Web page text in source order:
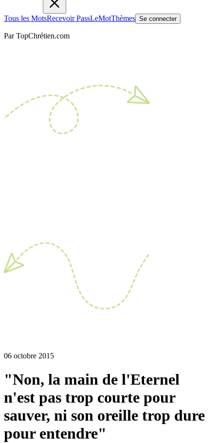
Tous les MotsRecevoir PassLeMotThèmes Se connecter
Par TopChrétien.com
06 octobre 2015
"Non, la main de l'Eternel
n'est pas trop courte pour
sauver, ni son oreille trop dure
pour entendre"